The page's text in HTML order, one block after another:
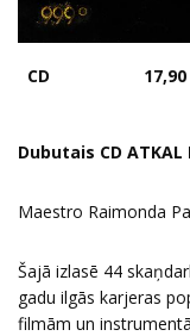
CD
Dubutais CD ATKAL
Maestro Raimonda
Šajā izlasē 44
gadu ilgās karjeras
filmām un